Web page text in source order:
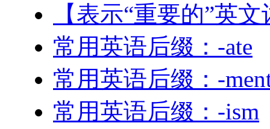
【表示“重要的”英文
常用英语后缀：-ate
常用英语后缀：-
常用英语后缀：-ism